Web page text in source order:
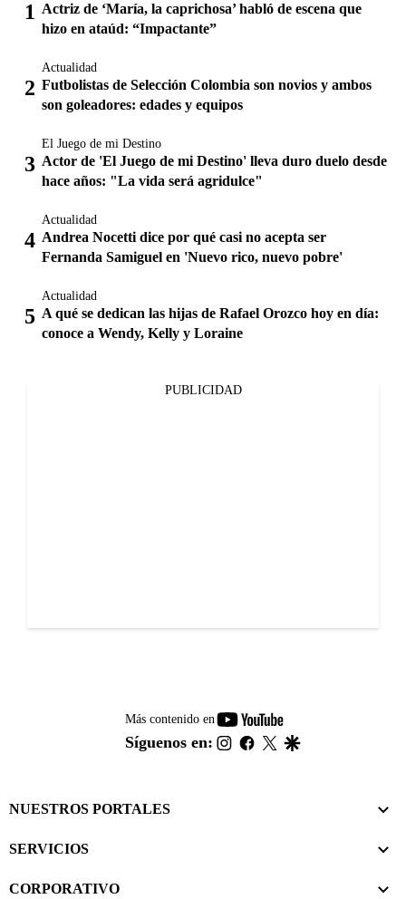
Actriz de ‘María, la caprichosa’ habló de escena que
hizo en ataúd: “Impactante”
Actualidad
Futbolistas de Selección Colombia son novios y ambos
son goleadores: edades y equipos
El Juego de mi Destino
Actor de 'El Juego de mi Destino' lleva duro duelo desde
hace años: "La vida será agridulce"
Actualidad
Andrea Nocetti dice por qué casi no acepta ser
Fernanda Samiguel en 'Nuevo rico, nuevo pobre'
Actualidad
A qué se dedican las hijas de Rafael Orozco hoy en día:
conoce a Wendy, Kelly y Loraine
PUBLICIDAD
Más contenido en
youtube-
footer
Síguenos en: instagram
facebook
twitter
NUESTROS PORTALES
SERVICIOS
CORPORATIVO